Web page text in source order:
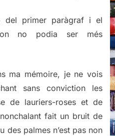
del primer paràgraf i el
no podia ser més
ma mémoire, je ne vois
sans conviction les
de lauriers-roses et de
fait un bruit de
des palmes n’est pas non